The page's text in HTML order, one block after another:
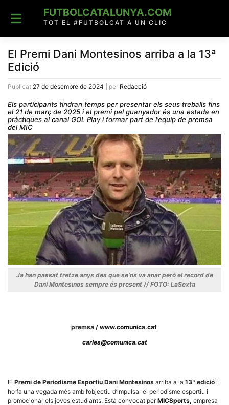
content
FUTBOLCATALUNYA.COM
TOT EL #FUTBOLCAT A UN CLIC
El Premi Dani Montesinos arriba a la 13ª
Edició
Publicat 27 de desembre de 2024 per Redacció
Els participants tindran temps per presentar els seus treballs fins
el 21 de març de 2025 i el premi pel guanyador és una estada en
pràctiques al canal GOL Play i formar part de l’equip de premsa
del MIC
Ja han passat tretze anys des que se’ns va anar però el record de
Dani Montesinos sempre és present // FOTO: LaSexta
premsa / www.comunica.cat
carles@comunica.cat
El Premi de Periodisme Esportiu Dani Montesinos arriba a la 13ª edició i
ho fa una vegada més amb l’objectiu d’impulsar el periodisme esportiu i
promocionar els joves estudiants. Està convocat perMICSports, empresa
són
per al
Estadístiques